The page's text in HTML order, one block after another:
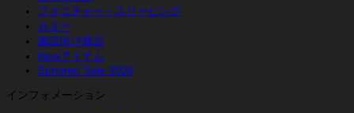
ファニチャー・スリーピング
カヌー
施設向け商品
Newアイテム
Summer Sale 2026
インフォメーション